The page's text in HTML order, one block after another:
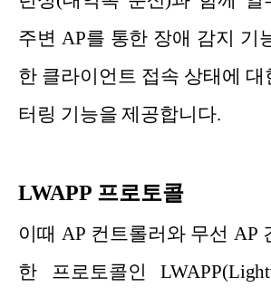
주변 AP를 통한 장애 감지 기
한 클라이언트 접속 상태에 대
터링 기능을 제공합니다.
LWAPP 프로토콜
이때 AP 컨트롤러와 무선 AP
한 프로토콜인